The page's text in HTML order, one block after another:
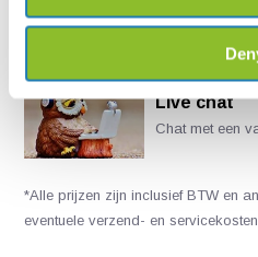
Live chat
Chat met een
*Alle prijzen zijn inclusief BTW en
eventuele verzend- en servicekosten